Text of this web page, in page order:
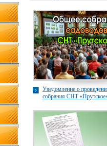
Уведомление о
собрания СНТ